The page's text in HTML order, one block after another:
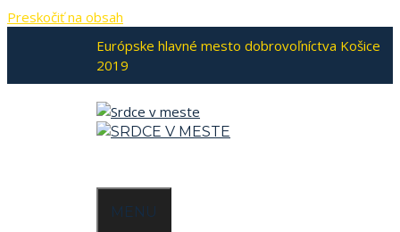
Preskočiť na obsah
Európske hlavné mesto dobrovoľníctva Košice
2019
MENU